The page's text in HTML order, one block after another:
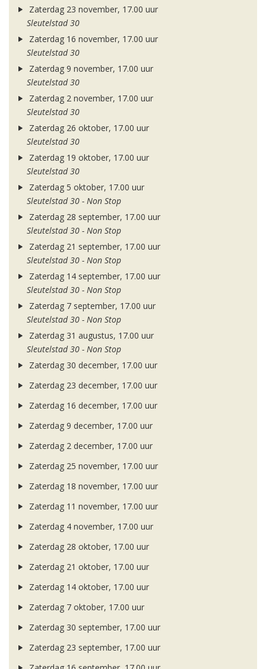
Zaterdag 23 november, 17.00 uur
Sleutelstad 30
Zaterdag 16 november, 17.00 uur
Sleutelstad 30
Zaterdag 9 november, 17.00 uur
Sleutelstad 30
Zaterdag 2 november, 17.00 uur
Sleutelstad 30
Zaterdag 26 oktober, 17.00 uur
Sleutelstad 30
Zaterdag 19 oktober, 17.00 uur
Sleutelstad 30
Zaterdag 5 oktober, 17.00 uur
Sleutelstad 30 - Non Stop
Zaterdag 28 september, 17.00 uur
Sleutelstad 30 - Non Stop
Zaterdag 21 september, 17.00 uur
Sleutelstad 30 - Non Stop
Zaterdag 14 september, 17.00 uur
Sleutelstad 30 - Non Stop
Zaterdag 7 september, 17.00 uur
Sleutelstad 30 - Non Stop
Zaterdag 31 augustus, 17.00 uur
Sleutelstad 30 - Non Stop
Zaterdag 30 december, 17.00 uur
Zaterdag 23 december, 17.00 uur
Zaterdag 16 december, 17.00 uur
Zaterdag 9 december, 17.00 uur
Zaterdag 2 december, 17.00 uur
Zaterdag 25 november, 17.00 uur
Zaterdag 18 november, 17.00 uur
Zaterdag 11 november, 17.00 uur
Zaterdag 4 november, 17.00 uur
Zaterdag 28 oktober, 17.00 uur
Zaterdag 21 oktober, 17.00 uur
Zaterdag 14 oktober, 17.00 uur
Zaterdag 7 oktober, 17.00 uur
Zaterdag 30 september, 17.00 uur
Zaterdag 23 september, 17.00 uur